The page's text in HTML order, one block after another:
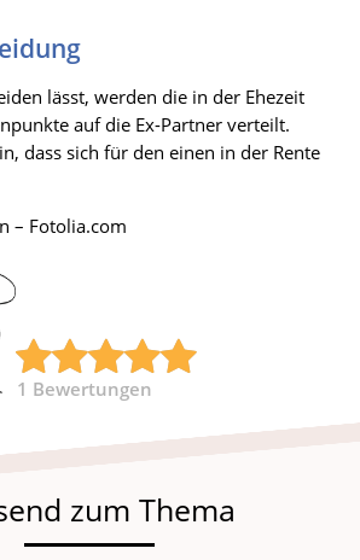
lässt, werden die in der Ehezeit
auf die Ex-Partner verteilt.
dass sich für den einen in der Rente
– Fotolia.com
1 Bewertungen
zum Thema